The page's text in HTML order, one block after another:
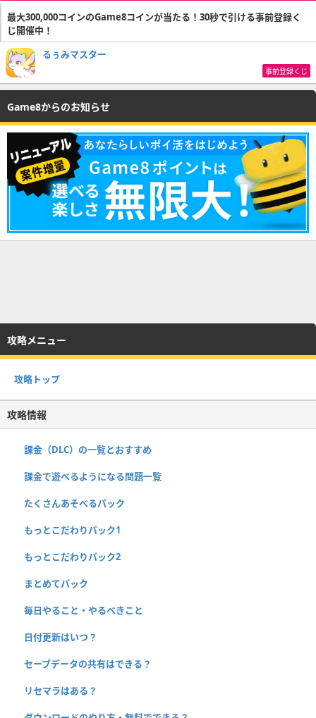
最大300,000コインのGame8コインが当たる！30秒で引ける事前登録く
じ開催中！
るぅみマスター
事前登録くじ
Game8からのお知らせ
攻略メニュー
攻略トップ
攻略情報
課金（DLC）の一覧とおすすめ
課金で遊べるようになる問題一覧
たくさんあそべるパック
もっとこだわりパック1
もっとこだわりパック2
まとめてパック
毎日やること・やるべきこと
日付更新はいつ？
セーブデータの共有はできる？
リセマラはある？